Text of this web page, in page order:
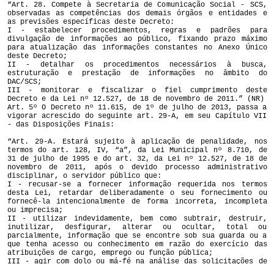
“Art. 28. Compete à Secretaria de Comunicação Social - SCS,
observadas as competências dos demais órgãos e entidades e
as previsões específicas deste Decreto:
I - estabelecer procedimentos, regras e padrões para
divulgação de informações ao público, fixando prazo máximo
para atualização das informações constantes no Anexo Único
deste Decreto;
II - detalhar os procedimentos necessários à busca,
estruturação e prestação de informações no âmbito do
DAC/SCS;
III - monitorar e fiscalizar o fiel cumprimento deste
Decreto e da Lei nº 12.527, de 18 de novembro de 2011.” (NR)
Art. 5º O Decreto nº 11.615, de 1º de julho de 2013, passa a
vigorar acrescido do seguinte art. 29-A, em seu Capítulo VII
- das Disposições Finais:
“Art. 29-A. Estará sujeito à aplicação de penalidade, nos
termos do art. 128, IV, “a”, da Lei Municipal nº 8.710, de
31 de julho de 1995 e do art. 32, da Lei nº 12.527, de 18 de
novembro de 2011, após o devido processo administrativo
disciplinar, o servidor público que:
I - recusar-se a fornecer informação requerida nos termos
desta Lei, retardar deliberadamente o seu fornecimento ou
fornecê-la intencionalmente de forma incorreta, incompleta
ou imprecisa;
II - utilizar indevidamente, bem como subtrair, destruir,
inutilizar, desfigurar, alterar ou ocultar, total ou
parcialmente, informação que se encontre sob sua guarda ou a
que tenha acesso ou conhecimento em razão do exercício das
atribuições de cargo, emprego ou função pública;
III - agir com dolo ou má-fé na análise das solicitações de